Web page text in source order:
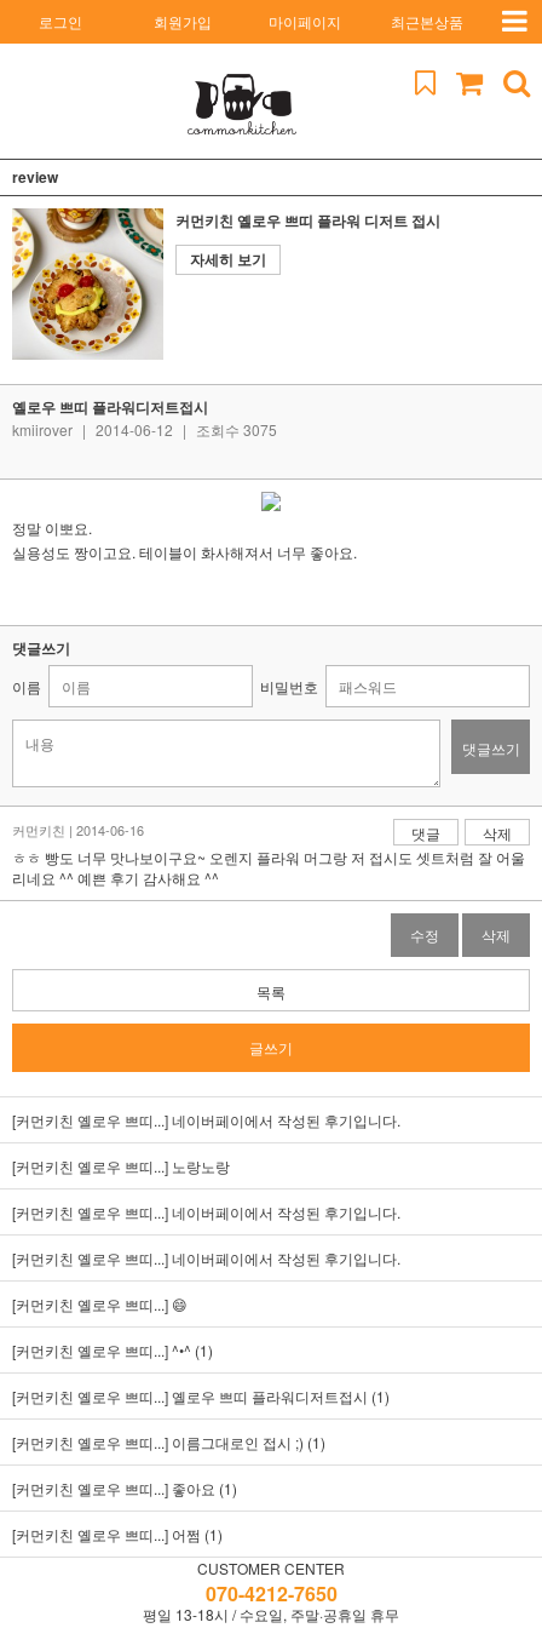
로그인 회원가입 마이페이지 최근본상품
review
커먼키친 옐로우 쁘띠 플라워 디저트 접시
자세히 보기
옐로우 쁘띠 플라워디저트접시
kmiirover | 2014-06-12 | 조회수 3075
정말 이뽀요.
실용성도 짱이고요. 테이블이 화사해져서 너무 좋아요.
댓글쓰기
이름 비밀번호
댓글쓰기
커먼키친 | 2014-06-16 삭제
댓글
ㅎㅎ 빵도 너무 맛나보이구요~ 오렌지 플라워 머그랑 저 접시도 셋트처럼 잘 어울
리네요 ^^ 예쁜 후기 감사해요 ^^
수정 삭제
목록
글쓰기
[커먼키친 옐로우 쁘띠...]네이버페이에서 작성된 후기입니다.
[커먼키친 옐로우 쁘띠...] 노랑노랑
[커먼키친 옐로우 쁘띠...]네이버페이에서 작성된 후기입니다.
[커먼키친 옐로우 쁘띠...]네이버페이에서 작성된 후기입니다.
[커먼키친 옐로우 쁘띠...] 😄
[커먼키친 옐로우 쁘띠...]^•^ (1)
[커먼키친 옐로우 쁘띠...]옐로우 쁘띠 플라워디저트접시 (1)
[커먼키친 옐로우 쁘띠...] 이름그대로인 접시 ;) (1)
[커먼키친 옐로우 쁘띠...] 좋아요 (1)
[커먼키친 옐로우 쁘띠...] 어쩜 (1)
CUSTOMER CENTER
070-4212-7650
평일 13-18시 / 수요일, 주말·공휴일 휴무